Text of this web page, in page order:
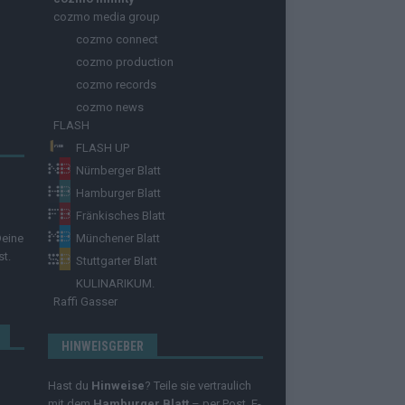
cozmo media group
cozmo connect
cozmo production
cozmo records
cozmo news
FLASH
FLASH UP
Nürnberger Blatt
Hamburger Blatt
Fränkisches Blatt
Münchener Blatt
Stuttgarter Blatt
KULINARIKUM.
Raffi Gasser
HINWEISGEBER
Hast du Hinweise? Teile sie vertraulich